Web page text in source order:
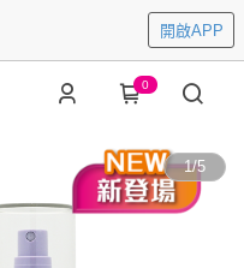
開啟APP
0
1/5